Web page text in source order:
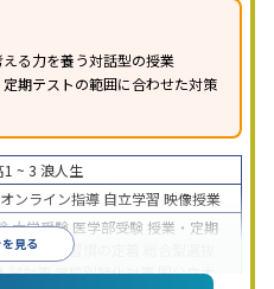
る力を養う対話型の授業
期テストの範囲に合わせた対策
見る
1 ~ 3 浪人生
オンライン指導 自立学習 映像授業
大学受験 医学部受験 授業・定期
対策 学習習慣の定着
試対策学校別特化対策国公立大